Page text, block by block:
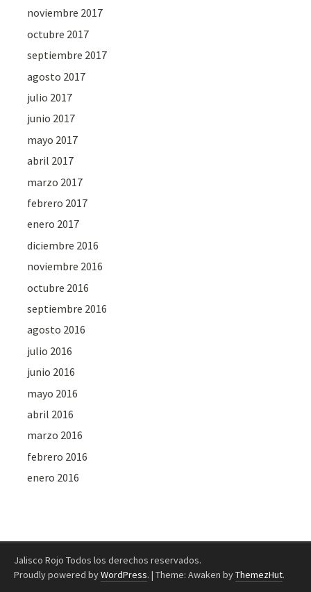
noviembre 2017
octubre 2017
septiembre 2017
agosto 2017
julio 2017
junio 2017
mayo 2017
abril 2017
marzo 2017
febrero 2017
enero 2017
diciembre 2016
noviembre 2016
octubre 2016
septiembre 2016
agosto 2016
julio 2016
junio 2016
mayo 2016
abril 2016
marzo 2016
febrero 2016
enero 2016
Jalisco Rojo Todos los derechos reservados.
Proudly powered byWordPress. | Theme: Awaken byThemezHut.